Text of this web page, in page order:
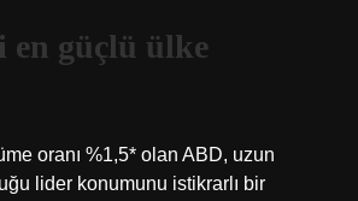
en güçlü ülke
oranı %1,5* olan ABD, uzun
lider konumunu istikrarlı bir